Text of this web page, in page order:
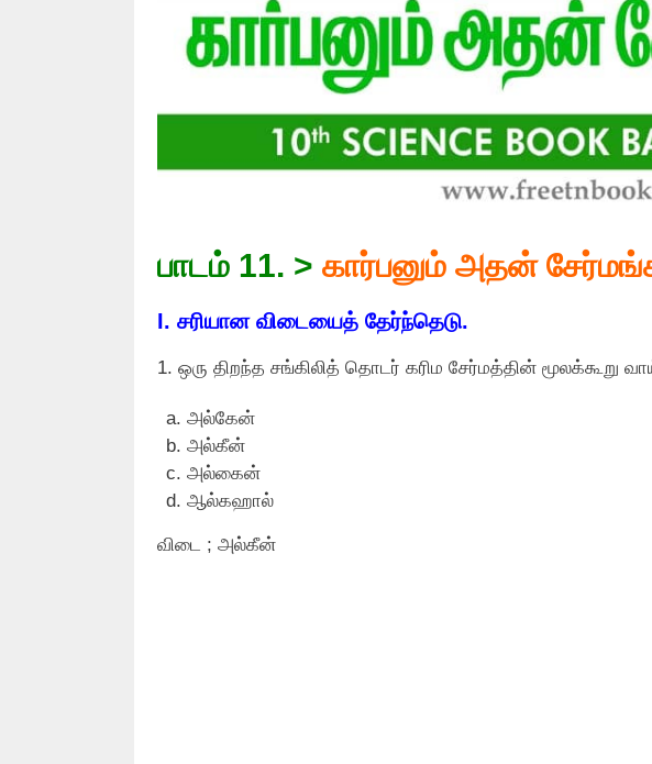
பாடம் 11. > கார்பனும் அதன்
I. சரியான விடையைத் தேர்ந்தெடு.
1. ஒரு திறந்த சங்கிலித் தொடர் கரிம சேர்மத்தின் மூலக்கூறு
அல்கேன்
அல்கீன்
அல்கைன்
ஆல்கஹால்
விடை ; அல்கீன்